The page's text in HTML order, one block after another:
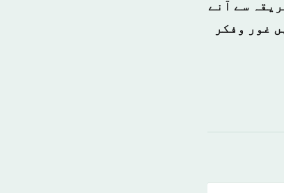
سے آنے
غور وفکر